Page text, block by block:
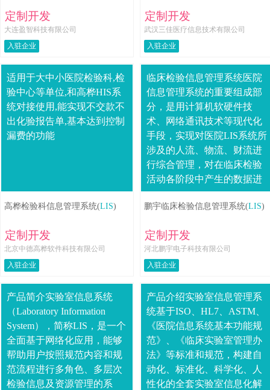
定制开发
大连盈智科技有限公司
入驻企业
定制开发
武汉三佳医疗信息技术有限公司
入驻企业
适用于大中小医院检验科,检
验中心等单位,和高桦HIS系
统对接使用,能实现不交款不
出化验报告单,基本达到控制
漏费的功能
高桦检验科信息管理系统(LIS)
定制开发
北京中德高桦软件科技有限公司
入驻企业
临床检验信息管理系统医院
信息管理系统的重要组成部
分，是用计算机软硬件技
术、网络通讯技术等现代化
手段，实现对医院LIS系统所
涉及的人流、物流、财流进
行综合管理，对在临床检验
活动各阶段中产生的数据进
行采集、存贮、处理、提
取、传输、汇总、加工生成
鹏宇临床检验信息管理系统(LIS)
定制开发
河北鹏宇电子科技有限公司
入驻企业
产品简介实验室信息系统
（Laboratory Information
System），简称LIS，是一个
全面基于网络化应用，能够
帮助用户按照规范内容和规
范流程进行多角色、多层次
检验信息及资源管理的系
产品介绍实验室信息管理系
统基于ISO、HL7、ASTM、
《医院信息系统基本功能规
范》、《临床实验室管理办
法》等标准和规范，构建自
动化、标准化、科学化、人
性化的全套实验室信息化解